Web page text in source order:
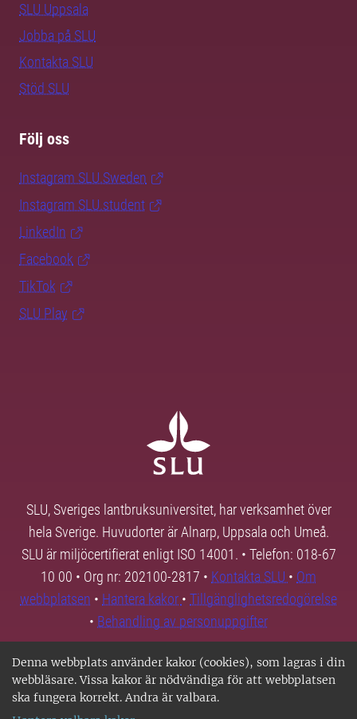
Denna webbplats använder kakor (cookies), som lagras i din
webbläsare. Vissa kakor är nödvändiga för att webbplatsen
ska fungera korrekt. Andra är valbara.
SLU Uppsala
Jobba på SLU
Kontakta SLU
Stöd SLU
Följ oss
Instagram SLU.Sweden
Instagram SLU.student
LinkedIn
Facebook
TikTok
SLU Play
SLU, Sveriges lantbruksuniversitet, har verksamhet över
hela Sverige. Huvudorter är Alnarp, Uppsala och Umeå.
SLU är miljöcertifierat enligt ISO 14001. • Telefon: 018-67
10 00 • Org nr: 202100-2817 • Kontakta SLU • Om
webbplatsen • Hantera kakor • Tillgänglighetsredogörelse
• Behandling av personuppgifter